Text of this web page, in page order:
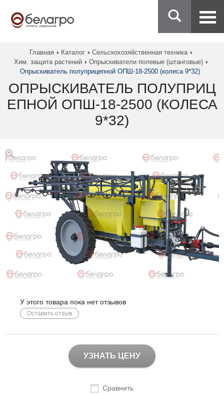
Главная Каталог
Сельскохозяйственная техника
Хим. защита растений
Опрыскиватели полевые (штанговые)
Опрыскиватель полуприцепной ОПШ-18-2500 (колеса 9*32)
ОПРЫСКИВАТЕЛЬ ПОЛУПРИЦ
ЕПНОЙ ОПШ-18-2500 (КОЛЕСА
9*32)
У этого товара пока нет отзывов
Оставить отзыв
УЗНАТЬ ЦЕНУ
Сравнить